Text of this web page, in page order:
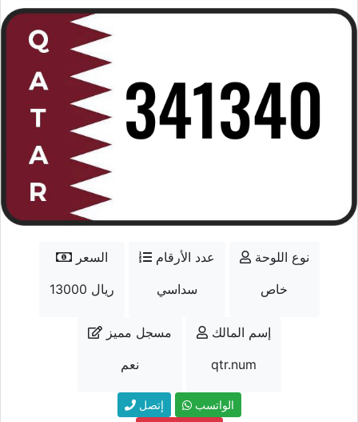
السعر
13000 ريال
عدد الأرقام
سداسي
نوع اللوحة
خاص
مسجل مميز
نعم
إسم المالك
qtr.num
إتصل
الواتسب